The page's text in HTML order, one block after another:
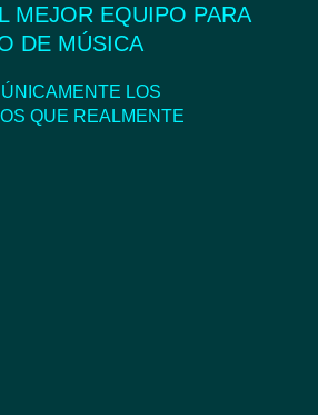
MEJOR EQUIPO PARA
DE MÚSICA
LOS
QUE REALMENTE